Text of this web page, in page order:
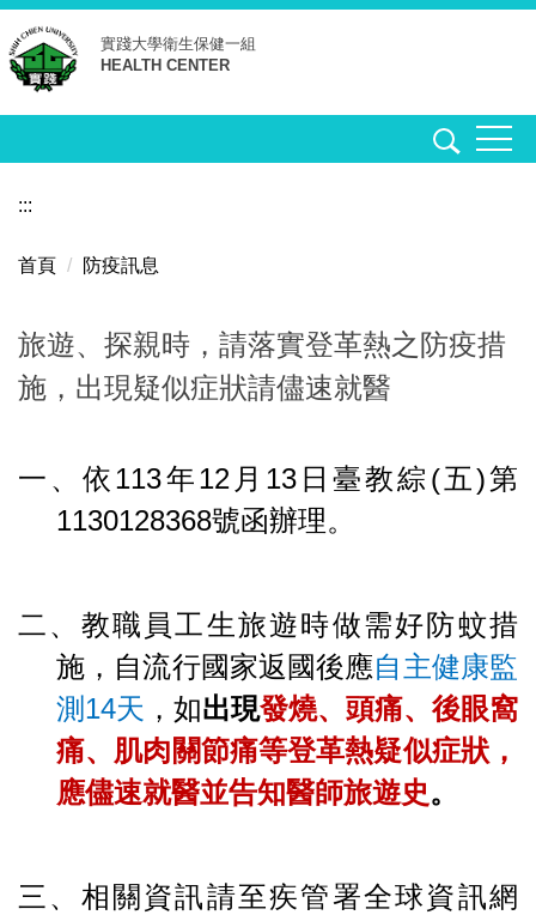
跳
到
主
要
區
實踐大學衛生保健一組
HEALTH CENTER
:::
首頁 防疫訊息
旅遊、探親時，請落實登革熱之防疫措
施，出現疑似症狀請儘速就醫
一、依113年12月13日臺教綜(五)第
1130128368號函辦理。
二、教職員工生旅遊時做需好防蚊措
施，自流行國家返國後應自主健康監
測14天 ， 如出現發燒、頭痛、後眼窩
痛、肌肉關節痛等登革熱疑似症狀，
應儘速就醫並告知醫師旅遊史。
三、相關資訊請至疾管署全球資訊網